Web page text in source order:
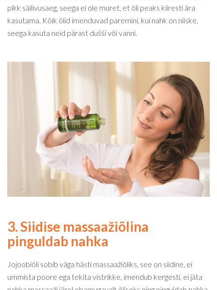
pikk säilivusaeg, seega ei ole muret, et õli peaks kiiresti ära
kasutama. Kõik õlid imenduvad paremini, kui nahk on niiske,
seega kasuta neid pärast dušši või vanni.
3. Siidise massaažiõlina
pinguldab nahka
Jojoobiõli sobib väga hästi massaažiõliks, see on siidine, ei
ummista poore ega tekita vistrikke, imendub kergesti, ei jäta